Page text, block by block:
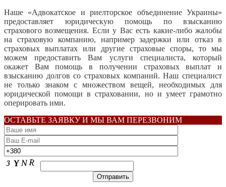
Наше «Адвокатское и риелторское объединение Украины»
предоставляет юридическую помощь по взысканию
страхового возмещения. Если у Вас есть какие-либо жалобы
на страховую компанию, например задержки или отказ в
страховых выплатах или другие страховые споры, то мы
можем предоставить Вам услуги специалиста, который
окажет Вам помощь в получении страховых выплат и
взысканию долгов со страховых компаний. Наш специалист
не только знаком с множеством вещей, необходимых для
юридической помощи в страховании, но и умеет грамотно
оперировать ими.
ОСТАВЬТЕ ЗАЯВКУ И МЫ ВАМ ПЕРЕЗВОНИМ